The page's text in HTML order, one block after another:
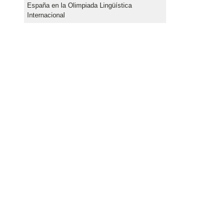
España en la Olimpiada Lingüística
Internacional